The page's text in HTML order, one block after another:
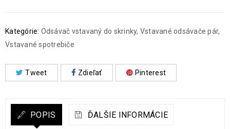
Kategórie: Odsávač vstavaný do skrinky, Vstavané odsávače pár,
Vstavané spotrebiče
Tweet Zdieľať Pinterest
POPIS ĎALŠIE INFORMÁCIE